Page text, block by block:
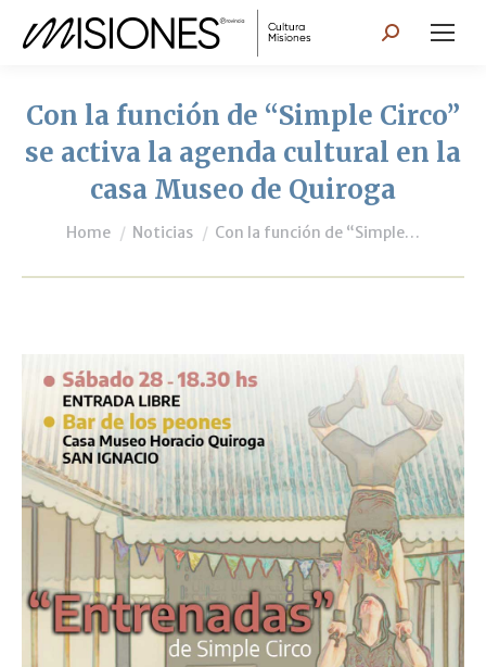
Search:
Con la función de “Simple Circo”
se activa la agenda cultural en la
casa Museo de Quiroga
You are here:
Home Noticias Con la función de “Simple…